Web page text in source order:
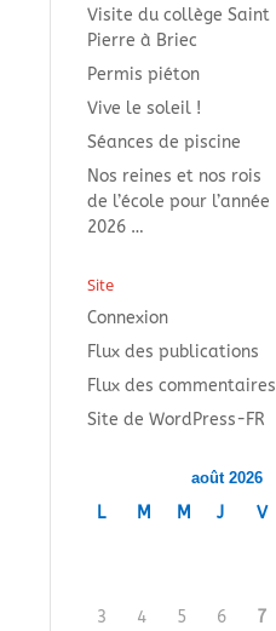
Visite du collège Saint
Pierre à Briec
Permis piéton
Vive le soleil !
Séances de piscine
Nos reines et nos rois
de l’école pour l’année
2026 …
Site
Connexion
Flux des publications
Flux des commentaires
Site de WordPress-FR
août 2026
L M M J V
3 4 5 6 7